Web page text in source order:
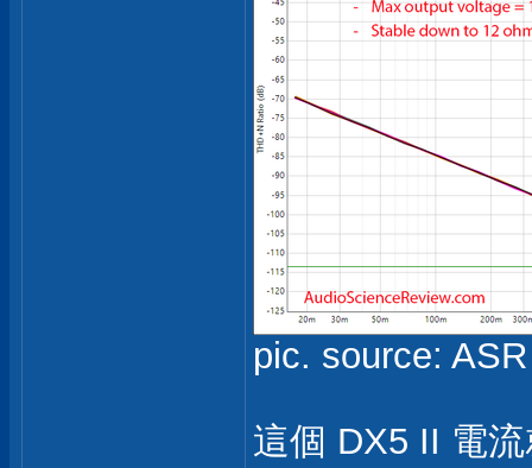
pic. source: ASR
這個 DX5 II 電